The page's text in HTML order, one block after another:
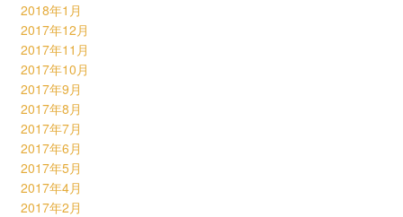
2018年1月
2017年12月
2017年11月
2017年10月
2017年9月
2017年8月
2017年7月
2017年6月
2017年5月
2017年4月
2017年2月